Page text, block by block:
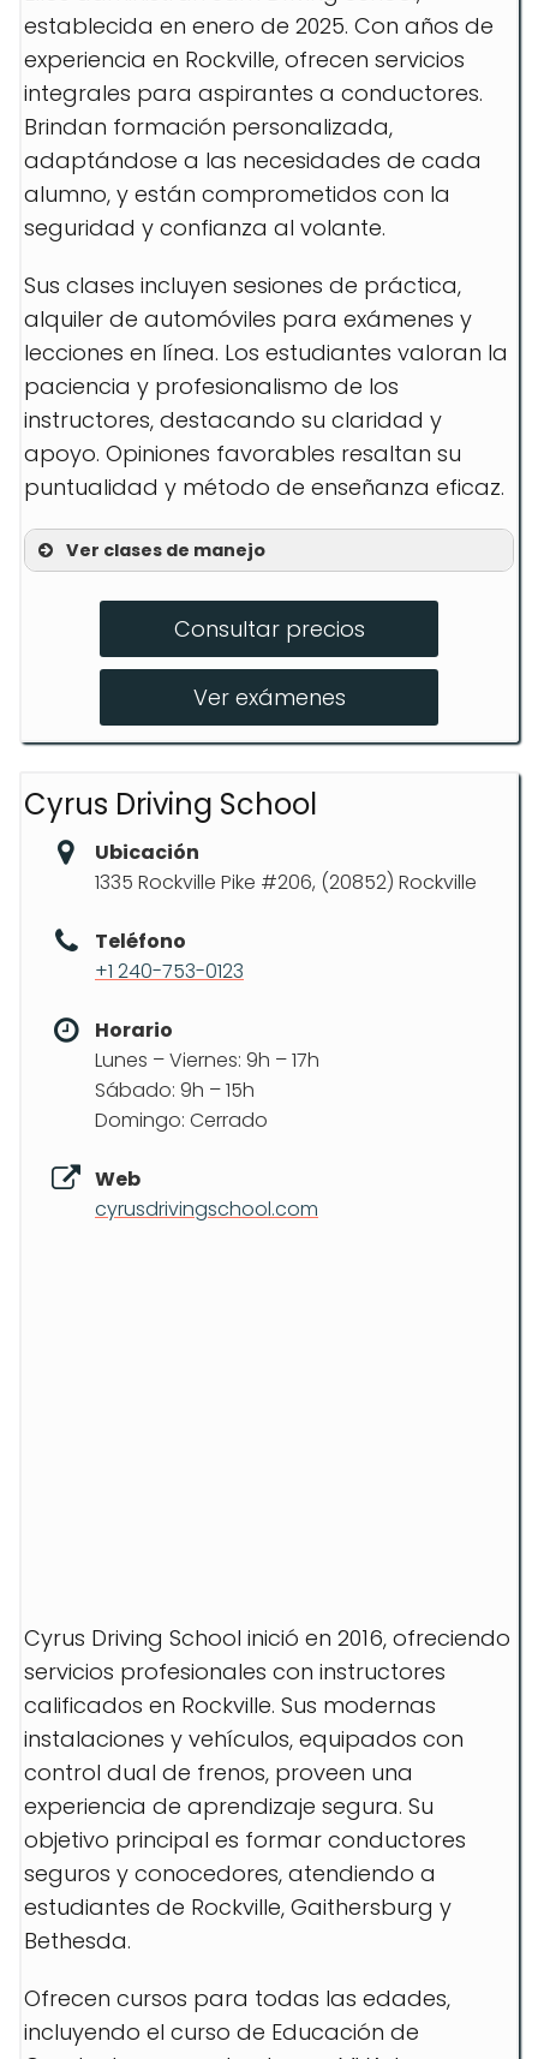
establecida en enero de 2025. Con años de
experiencia en Rockville, ofrecen servicios
integrales para aspirantes a conductores.
Brindan formación personalizada,
adaptándose a las necesidades de cada
alumno, y están comprometidos con la
seguridad y confianza al volante.
Sus clases incluyen sesiones de práctica,
alquiler de automóviles para exámenes y
lecciones en línea. Los estudiantes valoran la
paciencia y profesionalismo de los
instructores, destacando su claridad y
apoyo. Opiniones favorables resaltan su
puntualidad y método de enseñanza eficaz.
Ver clases de manejo
5LESSONS / 10HOURS
30LESSONS / 60HOURS
Consultar precios
Ver exámenes
Cyrus Driving School
Ubicación
1335 Rockville Pike #206, (20852) Rockville
Teléfono
+1 240-753-0123
Horario
Lunes – Viernes: 9h – 17h
Sábado: 9h – 15h
Domingo: Cerrado
Web
cyrusdrivingschool.com
Cyrus Driving School inició en 2016, ofreciendo
servicios profesionales con instructores
calificados en Rockville. Sus modernas
instalaciones y vehículos, equipados con
control dual de frenos, proveen una
experiencia de aprendizaje segura. Su
objetivo principal es formar conductores
seguros y conocedores, atendiendo a
estudiantes de Rockville, Gaithersburg y
Bethesda.
Ofrecen cursos para todas las edades,
incluyendo el curso de Educación de